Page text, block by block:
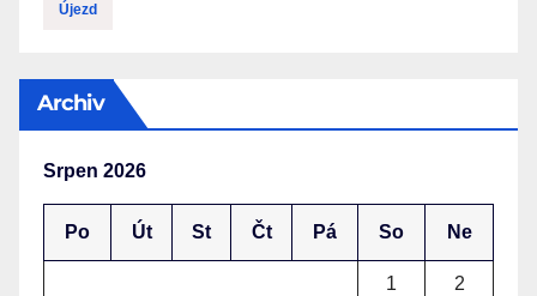
Újezd
Archiv
Srpen 2026
Po Út St Čt Pá So Ne
1 2